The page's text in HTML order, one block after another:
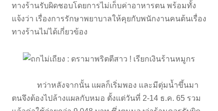
ทางร้านรับผิดชอบโดยการไม่เก็บค่าอาหารตน พร้อมทั้ง
แจ้งว่า เรื่องการรักษาพยาบาลให้คุยกับพนักงานคนต้นเรื่อง
ทางร้านไม่ได้เกี่ยวข้อง
ทว่าหลังจากนั้น แผลก็เริ่มพอง และมีตุ่มน้ำขึ้นมา
ตนจึงต้องไปล้างแผลกับหมอ ตั้งแต่วันที่ 2-14 ธ.ค. 65 รวม